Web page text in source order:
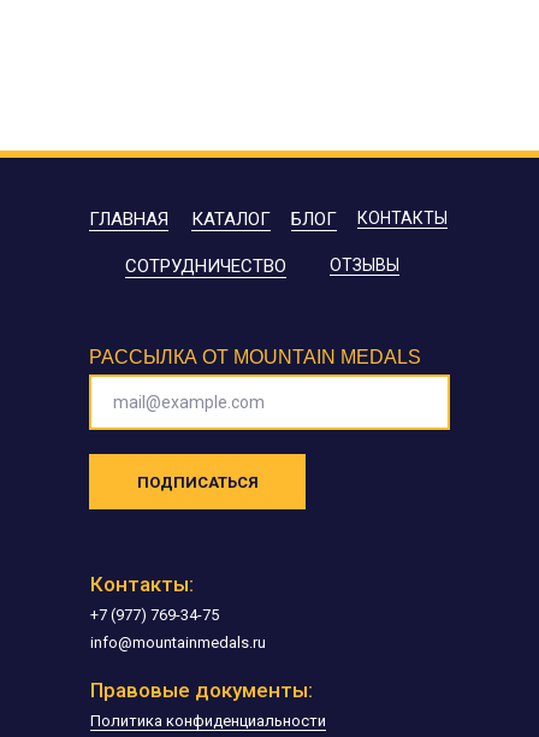
+7 (977) 769-34-75
Политика конфиденциальности
ГЛАВНАЯ КАТАЛОГ
СОТРУДНИЧЕСТВО ОТЗЫВЫ
КОНТАКТЫ
Контакты:
Правовые документы:
info@mountainmedals.ru
РАССЫЛКА ОТ MOUNTAIN MEDALS
mail@example.com
ПОДПИСАТЬСЯ
БЛОГ